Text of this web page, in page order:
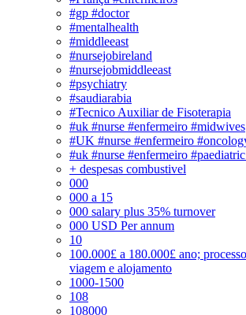
#gp #doctor
#mentalhealth
#middleeast
#nursejobireland
#nursejobmiddleeast
#psychiatry
#saudiarabia
#Tecnico Auxiliar de Fisoterapia
#uk #nurse #enfermeiro #midwives
#UK #nurse #enfermeiro
#uk #nurse #enfermeiro
+ despesas combustivel
000
000 a 15
000 salary plus 35% turnover
000 USD Per annum
10
100.000£ a 180.000£ ano;
viagem e alojamento
1000-1500
108
108000